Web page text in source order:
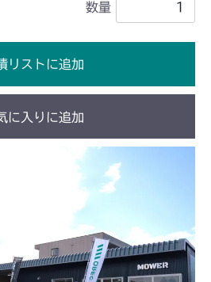
デフ FIG4 ナックル
フ FIG4 ナックル
アクスル FIG5 ナックルアッシ
デフ FIG4 ナックル
デフ FIG4 ナックル
デフ FIG4 ナックル
数量
リストに追加
に入りに追加